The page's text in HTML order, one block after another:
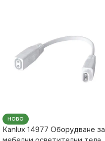
НОВО
Kanlux 14977 Оборудване за